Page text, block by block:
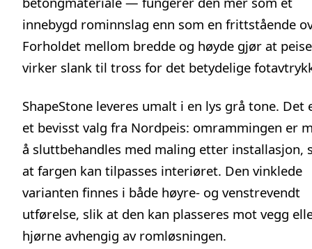
innebygd rominnslag enn som en frittstående
Forholdet mellom bredde og høyde gjør at
virker slank til tross for det betydelige
ShapeStone leveres umalt i en lys grå tone. Det
et bevisst valg fra Nordpeis: omrammingen er
å sluttbehandles med maling etter installasjon,
at fargen kan tilpasses interiøret. Den vinklede
varianten finnes i både høyre- og venstrevendt
utførelse, slik at den kan plasseres mot vegg
hjørne avhengig av romløsningen.